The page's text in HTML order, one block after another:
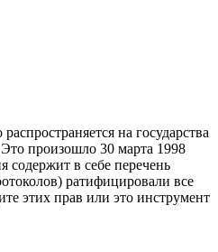
на государства
произошло 30 марта 1998
содержит в себе перечень
ратифицировали все
этих прав или это инструмент